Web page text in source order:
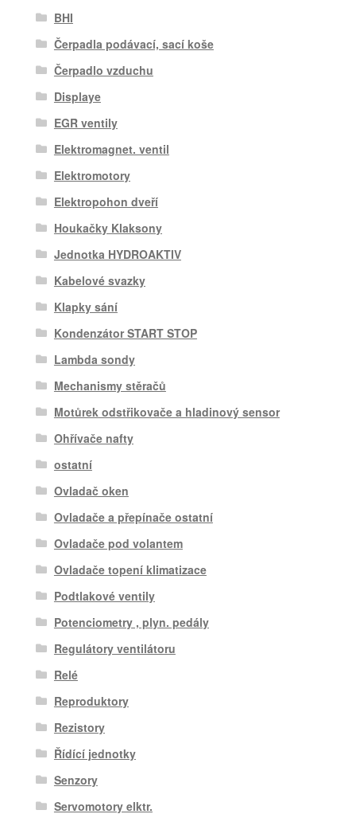
BHI
Čerpadla podávací, sací koše
Čerpadlo vzduchu
Displaye
EGR ventily
Elektromagnet. ventil
Elektromotory
Elektropohon dveří
Houkačky Klaksony
Jednotka HYDROAKTIV
Kabelové svazky
Klapky sání
Kondenzátor START STOP
Lambda sondy
Mechanismy stěračů
Motůrek odstřikovače a hladinový sensor
Ohřívače nafty
ostatní
Ovladač oken
Ovladače a přepínače ostatní
Ovladače pod volantem
Ovladače topení klimatizace
Podtlakové ventily
Potenciometry , plyn. pedály
Regulátory ventilátoru
Relé
Reproduktory
Rezistory
Řídící jednotky
Senzory
Servomotory elktr.